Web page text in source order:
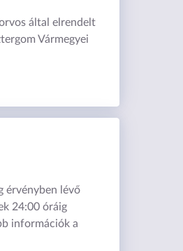
által elrendelt
Vármegyei
érvényben lévő
24:00 óráig
információk a